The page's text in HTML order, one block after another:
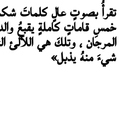
تقرأُ بصوتٍ عالٍ كلماتَ
خمسِ قاماتٍ كاملةٍ يقبعُ
المرجان ، وتلكَ هي
شيءَ منهُ يذبل»